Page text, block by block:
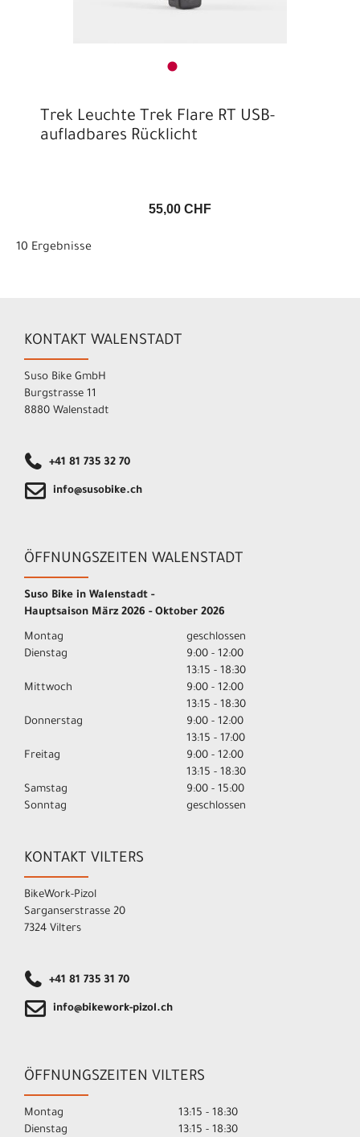
Trek Leuchte Trek Flare RT USB-
aufladbares Rücklicht
55,00 CHF
10 Ergebnisse
KONTAKT WALENSTADT
Suso Bike GmbH
Burgstrasse 11
8880 Walenstadt
+41 81 735 32 70
info@susobike.ch
ÖFFNUNGSZEITEN WALENSTADT
Suso Bike in Walenstadt -
Hauptsaison März 2026 - Oktober 2026
Montag
geschlossen
Dienstag
9:00 - 12:00
13:15 - 18:30
Mittwoch
9:00 - 12:00
13:15 - 18:30
Donnerstag
9:00 - 12:00
13:15 - 17:00
Freitag
9:00 - 12:00
13:15 - 18:30
Samstag
9:00 - 15:00
Sonntag
geschlossen
KONTAKT VILTERS
BikeWork-Pizol
Sarganserstrasse 20
7324 Vilters
+41 81 735 31 70
info@bikework-pizol.ch
ÖFFNUNGSZEITEN VILTERS
Montag
13:15 - 18:30
Dienstag
13:15 - 18:30